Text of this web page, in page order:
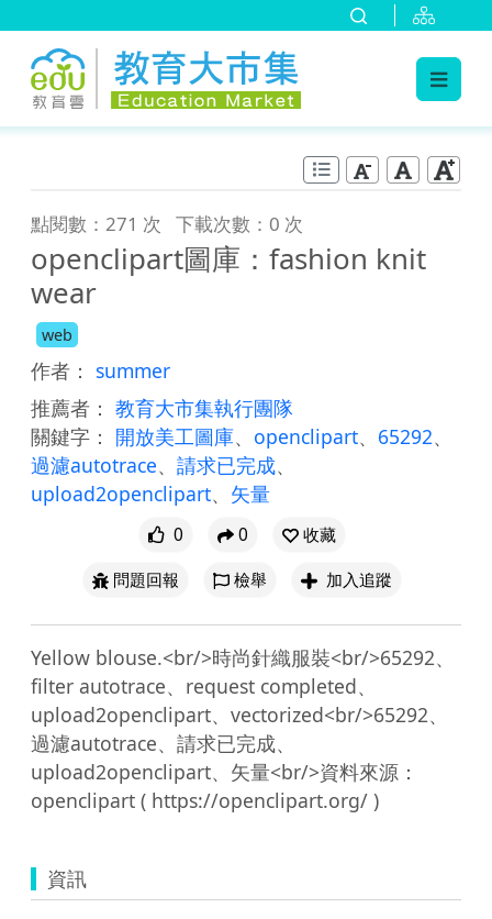
點閱數：271 次 下載次數：0 次
openclipart圖庫：fashion knit
wear
web
作者： summer
推薦者： 教育大市集執行團隊
關鍵字： 開放美工圖庫、 openclipart、 65292、
過濾autotrace、 請求已完成、
upload2openclipart、 矢量
0 0
收藏
問題回報
檢舉 加入追蹤
Yellow blouse.<br/>時尚針織服裝<br/>65292、
filter autotrace、request completed、
upload2openclipart、vectorized<br/>65292、
過濾autotrace、請求已完成、
upload2openclipart、矢量<br/>資料來源：
資訊